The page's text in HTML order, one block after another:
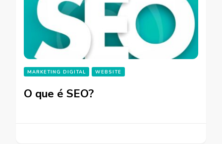
MARKETING DIGITAL WEBSITE
O que é SEO?